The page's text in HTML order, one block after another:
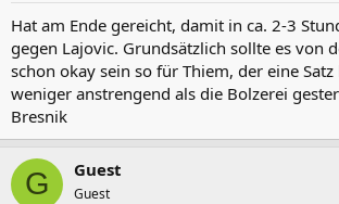
Hat am Ende gereicht, damit in ca. 2-3
gegen Lajovic. Grundsätzlich sollte es von
schon okay sein so für Thiem, der eine
weniger anstrengend als die Bolzerei
Bresnik
G Guest
Guest